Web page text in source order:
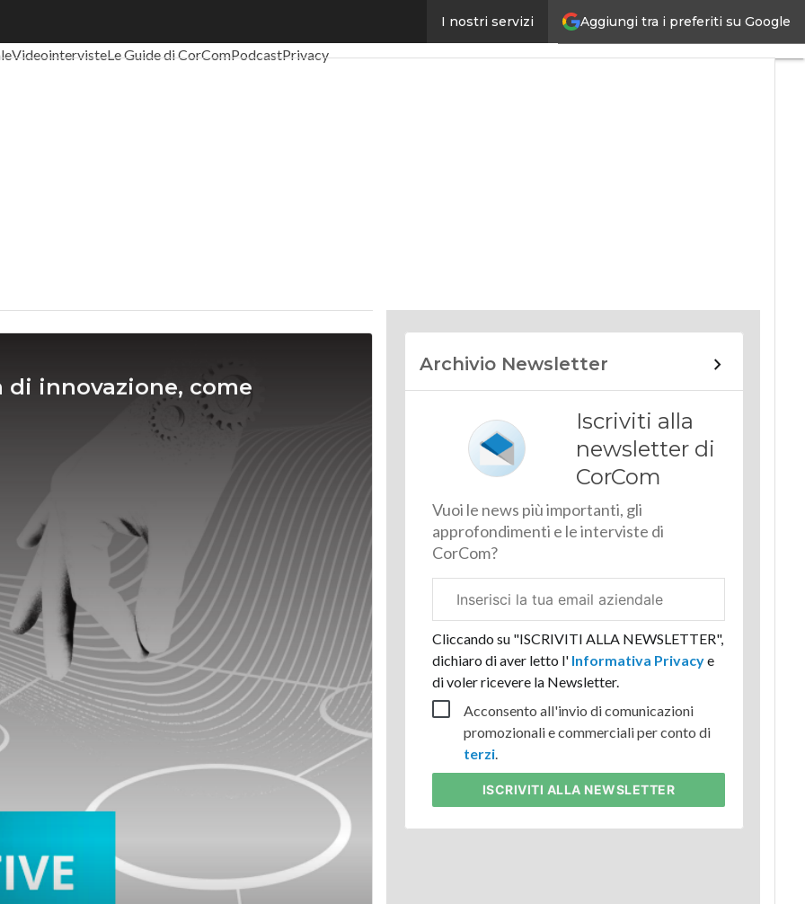
Aggiungi tra i preferiti su Google
I nostri servizi
VideointervisteLe Guide di CorComPodcastPrivacy
innovazione, come
Archivio Newsletter
Iscriviti alla
newsletter di
CorCom
Vuoi le news più importanti, gli
approfondimenti e le interviste di
CorCom?
aziendale
Cliccando su "ISCRIVITI ALLA NEWSLETTER",
dichiaro di aver letto l'Informativa Privacye
di voler ricevere la Newsletter.
Acconsento all'invio di comunicazioni
promozionali e commerciali per conto di
terzi.
ISCRIVITI ALLA NEWSLETTER